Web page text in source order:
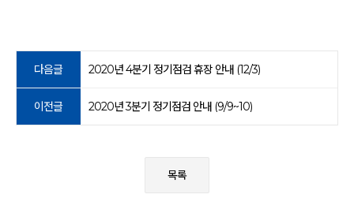
다음글 2020년 4분기 정기점검 휴장 안내 (12/3)
이전글 2020년 3분기 정기점검 안내 (9/9~10)
목록